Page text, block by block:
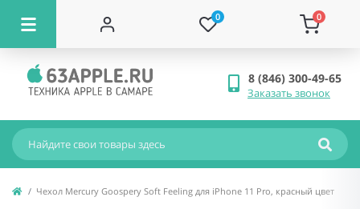
0 0
8 (846) 300-49-65
Заказать звонок
Чехол Mercury Goospery Soft Feeling для iPhone 11 Pro, красный цвет